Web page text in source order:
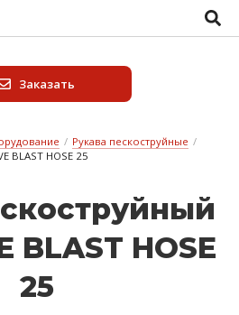
Заказать
/ Рукава пескоструйные /
BLAST HOSE 25
BLAST HOSE
25